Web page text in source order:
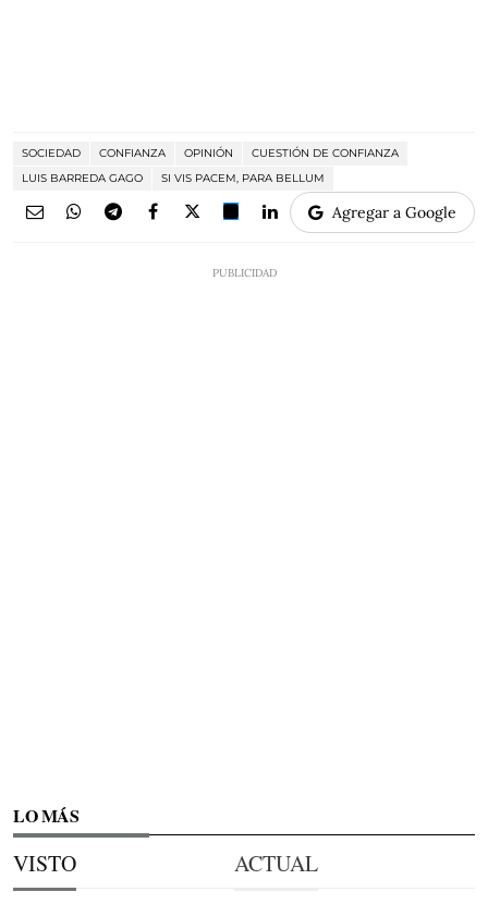
SOCIEDAD CONFIANZA OPINIÓN
CUESTIÓN DE CONFIANZA
LUIS BARREDA GAGO
SI VIS PACEM, PARA BELLUM
Agregar a Google
LO MÁS
VISTO ACTUAL